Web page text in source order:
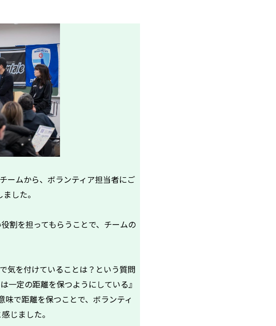
ームから、ボランティア担当者にご
した。
割を担ってもらうことで、チームの
気を付けていることは？という質問
一定の距離を保つようにしている』
で距離を保つことで、ボランティ
じました。